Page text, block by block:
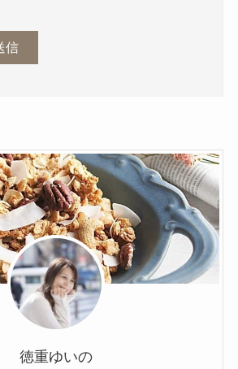
徳重ゆいの